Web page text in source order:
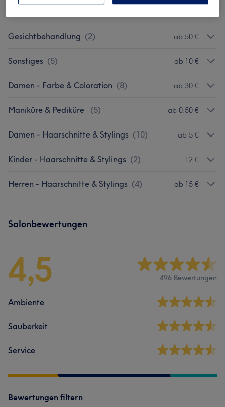
Gesichtbehandlung (2) ab 50 €
Sonstiges (5) ab 10 €
Damen - Farbe & Coloration (8) ab 30 €
Maniküre & Pediküre (5) ab 0,50 €
Damen - Haarschnitte & Stylings (10) ab 5 €
Kinder - Haarschnitte & Stylings (2) 12 €
Herren - Haarschnitte & Stylings (4) ab 15 €
Salonbewertungen
4,5 496 Bewertungen
Ambiente
Sauberkeit
Service
Bewertungen filtern